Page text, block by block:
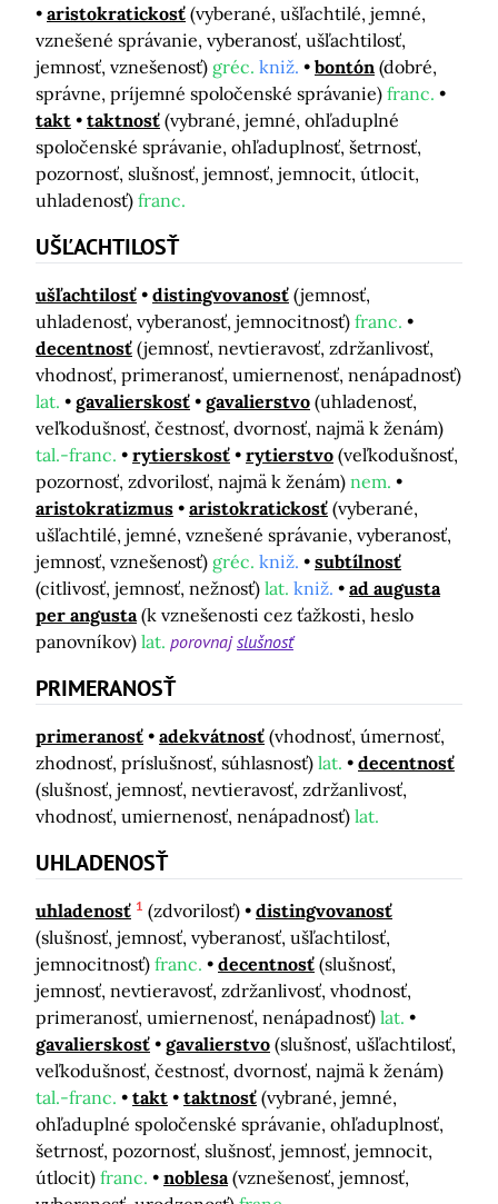
aristokratickosť (vyberané, ušľachtilé, jemné,
vznešené správanie, vyberanosť, ušľachtilosť,
jemnosť, vznešenosť) gréc. kniž. bontón (dobré,
správne, príjemné spoločenské správanie) franc.
takt
taktnosť (vybrané, jemné, ohľaduplné
spoločenské správanie, ohľaduplnosť, šetrnosť,
pozornosť, slušnosť, jemnosť, jemnocit, útlocit,
uhladenosť) franc.
UŠĽACHTILOSŤ
ušľachtilosť distingvovanosť (jemnosť,
uhladenosť, vyberanosť, jemnocitnosť) franc.
decentnosť (jemnosť, nevtieravosť, zdržanlivosť,
vhodnosť, primeranosť, umiernenosť, nenápadnosť)
lat.
gavalierskosť gavalierstvo (uhladenosť,
veľkodušnosť, čestnosť, dvornosť, najmä k ženám)
tal.-franc.
rytierskosť rytierstvo (veľkodušnosť,
pozornosť, zdvorilosť, najmä k ženám) nem.
aristokratizmus
aristokratickosť (vyberané,
ušľachtilé, jemné, vznešené správanie, vyberanosť,
jemnosť, vznešenosť) gréc. kniž.
subtílnosť
(citlivosť, jemnosť, nežnosť) lat. kniž.
ad augusta
per angusta (k vznešenosti cez ťažkosti, heslo
panovníkov) lat. porovnajslušnosť
PRIMERANOSŤ
primeranosť adekvátnosť (vhodnosť, úmernosť,
zhodnosť, príslušnosť, súhlasnosť) lat.
decentnosť
(slušnosť, jemnosť, nevtieravosť, zdržanlivosť,
vhodnosť, umiernenosť, nenápadnosť) lat.
UHLADENOSŤ
uhladenosť 1 (zdvorilosť)
distingvovanosť
(slušnosť, jemnosť, vyberanosť, ušľachtilosť,
jemnocitnosť) franc. decentnosť (slušnosť,
jemnosť, nevtieravosť, zdržanlivosť, vhodnosť,
primeranosť, umiernenosť, nenápadnosť) lat.
gavalierskosť
gavalierstvo (slušnosť, ušľachtilosť,
veľkodušnosť, čestnosť, dvornosť, najmä k ženám)
tal.-franc.
takt taktnosť (vybrané, jemné,
ohľaduplné spoločenské správanie, ohľaduplnosť,
šetrnosť, pozornosť, slušnosť, jemnosť, jemnocit,
útlocit) franc. noblesa (vznešenosť, jemnosť,